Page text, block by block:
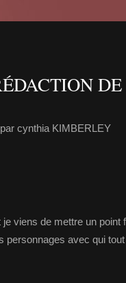
par cynthia KIMBERLEY
viens de mettre un
personnages avec qui